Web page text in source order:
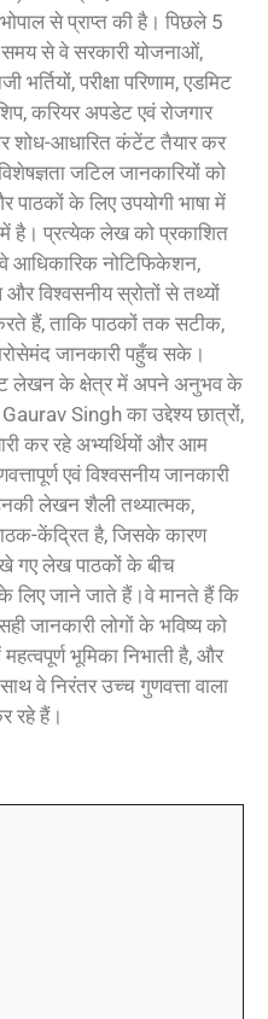
भोपाल से प्राप्त की है। पिछले 5
समय से वे सरकारी योजनाओं,
भर्तियों, परीक्षा परिणाम, एडमिट
करियर अपडेट एवं रोजगार
शोध-आधारित कंटेंट तैयार कर
जटिल जानकारियों को
पाठकों के लिए उपयोगी भाषा में
है। प्रत्येक लेख को प्रकाशित
आधिकारिक नोटिफिकेशन,
और विश्वसनीय स्रोतों से तथ्यों
हैं, ताकि पाठकों तक सटीक,
जानकारी पहुँच सके।
लेखन के क्षेत्र में अपने अनुभव के
Singh का उद्देश्य छात्रों,
कर रहे अभ्यर्थियों और आम
एवं विश्वसनीय जानकारी
लेखन शैली तथ्यात्मक,
केंद्रित है, जिसके कारण
गए लेख पाठकों के बीच
के लिए जाने जाते हैं।वे मानते हैं कि
जानकारी लोगों के भविष्य को
भूमिका निभाती है, और
वे निरंतर उच्च गुणवत्ता वाला
रहे हैं।